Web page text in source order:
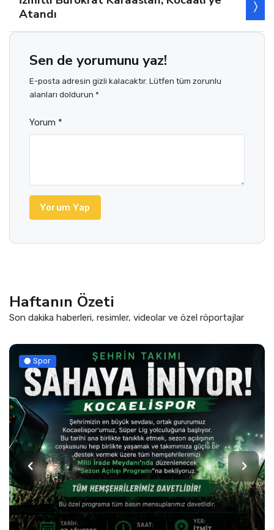
Atandı
Sen de yorumunu yaz!
E-posta adresin gizli kalacaktır. Lütfen tüm zorunlu
alanları doldurun *
Yorum *
Yorum Yap
Haftanın Özeti
Son dakika haberleri, resimler, videolar ve özel röportajlar
Spor